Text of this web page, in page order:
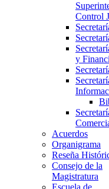
Control
y
Acuerdos
Organigrama
Reseña
Consejo de la
Magistratura
Escuela de